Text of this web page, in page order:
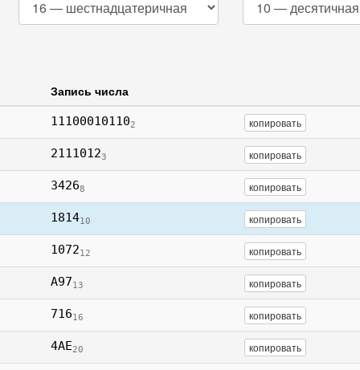
Запись числа
111000101102 копировать
21110123 копировать
34268 копировать
181410 копировать
107212 копировать
A9713 копировать
71616 копировать
4AE20 копировать